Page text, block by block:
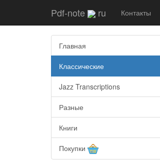
Pdf-note ru Контакты
Главная
Классические
Jazz Transcriptions
Разные
Книги
Покупки